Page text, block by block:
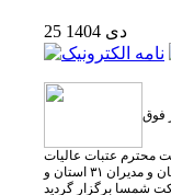
25 دی 1404
طور فوق
معاونت محترم عتبات عالیات
سازمان حج و زیارت و نیز صاحبان سهام ، نمایندگان و مدیران ۳۱ استان و